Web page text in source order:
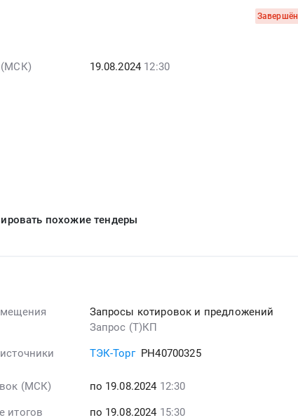
Завершён
(МСК) 19.08.2024 12:30
похожие тендеры
Запросы котировок и предложений
Запрос (Т)КП
ТЭК-Торг РН40700325
(МСК) по 19.08.2024 12:30
итогов
по 19.08.2024 15:30